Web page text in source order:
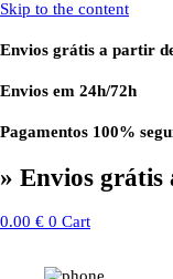
Skip to the content
Envios grátis a partir
Envios em 24h/72h
Pagamentos 100%
» Envios grátis
0.00 € 0 Cart